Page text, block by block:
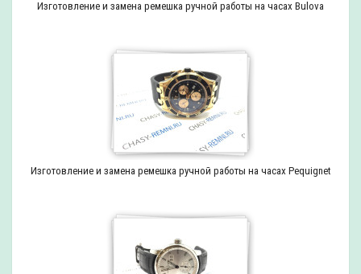
Изготовление и замена ремешка ручной работы на часах Bulova
Изготовление и замена ремешка ручной работы на часах Pequignet